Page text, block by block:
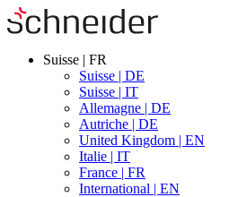
Suisse | FR
Suisse | DE
Suisse | IT
Allemagne | DE
Autriche | DE
United Kingdom | EN
Italie | IT
France | FR
International | EN